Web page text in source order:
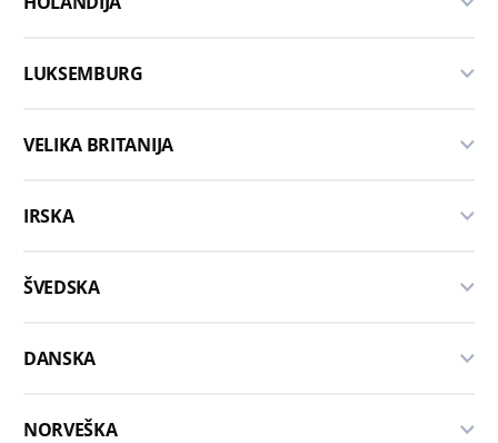
LUKSEMBURG
VELIKA BRITANIJA
IRSKA
ŠVEDSKA
DANSKA
NORVEŠKA